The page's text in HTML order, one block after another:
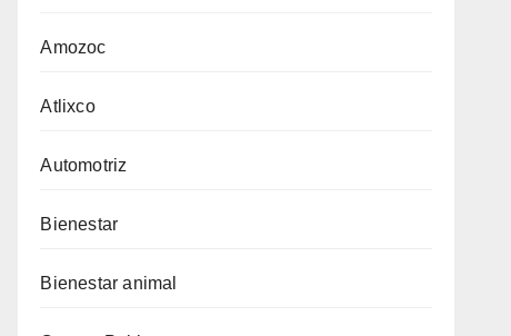
Amozoc
Atlixco
Automotriz
Bienestar
Bienestar animal